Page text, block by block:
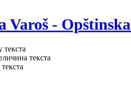
Varoš -